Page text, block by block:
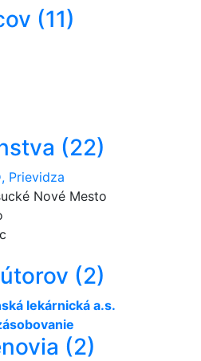
(11)
(22)
, Prievidza
Nové Mesto
(2)
lekárnická a.s.
(2)